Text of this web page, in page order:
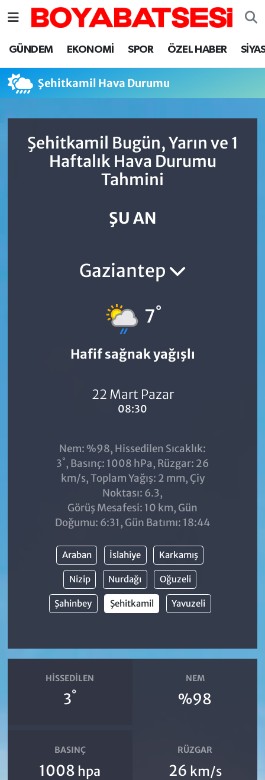
GÜNDEM EKONOMİ SPOR ÖZEL HABER
Şehitkamil Hava Durumu
Şehitkamil Bugün, Yarın ve 1
Haftalık Hava Durumu
Tahmini
ŞU AN
Gaziantep
7°
Hafif sağnak yağışlı
22 Mart Pazar
08:30
Nem: %98, Hissedilen Sıcaklık:
3°, Basınç: 1008 hPa, Rüzgar: 26
km/s, Toplam Yağış: 2 mm, Çiy
Noktası: 6.3,
Görüş Mesafesi: 10 km, Gün
Doğumu: 6:31, Gün Batımı: 18:44
Araban İslahiye Karkamış
Nizip Nurdağı Oğuzeli
Şahinbey Şehitkamil Yavuzeli
HISSEDILEN
3°
NEM
%98
BASINÇ
1008 hpa
RÜZGAR
26 km/s
Sinop Nöbetçi Eczaneler
Sinop Hava Durumu
Sinop Trafik Yoğunluk Haritası
Süper Lig Puan Durumu ve Fikstür
Son Dakika Haberleri